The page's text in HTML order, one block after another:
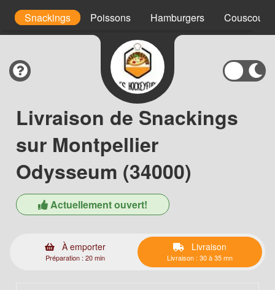
Snackings Poissons Hamburgers Couscous
Livraison de Snackings
sur Montpellier
Odysseum (34000)
Actuellement ouvert!
À emporter
Préparation : 20 min
Livraison
Livraison : 30 à 35 mn